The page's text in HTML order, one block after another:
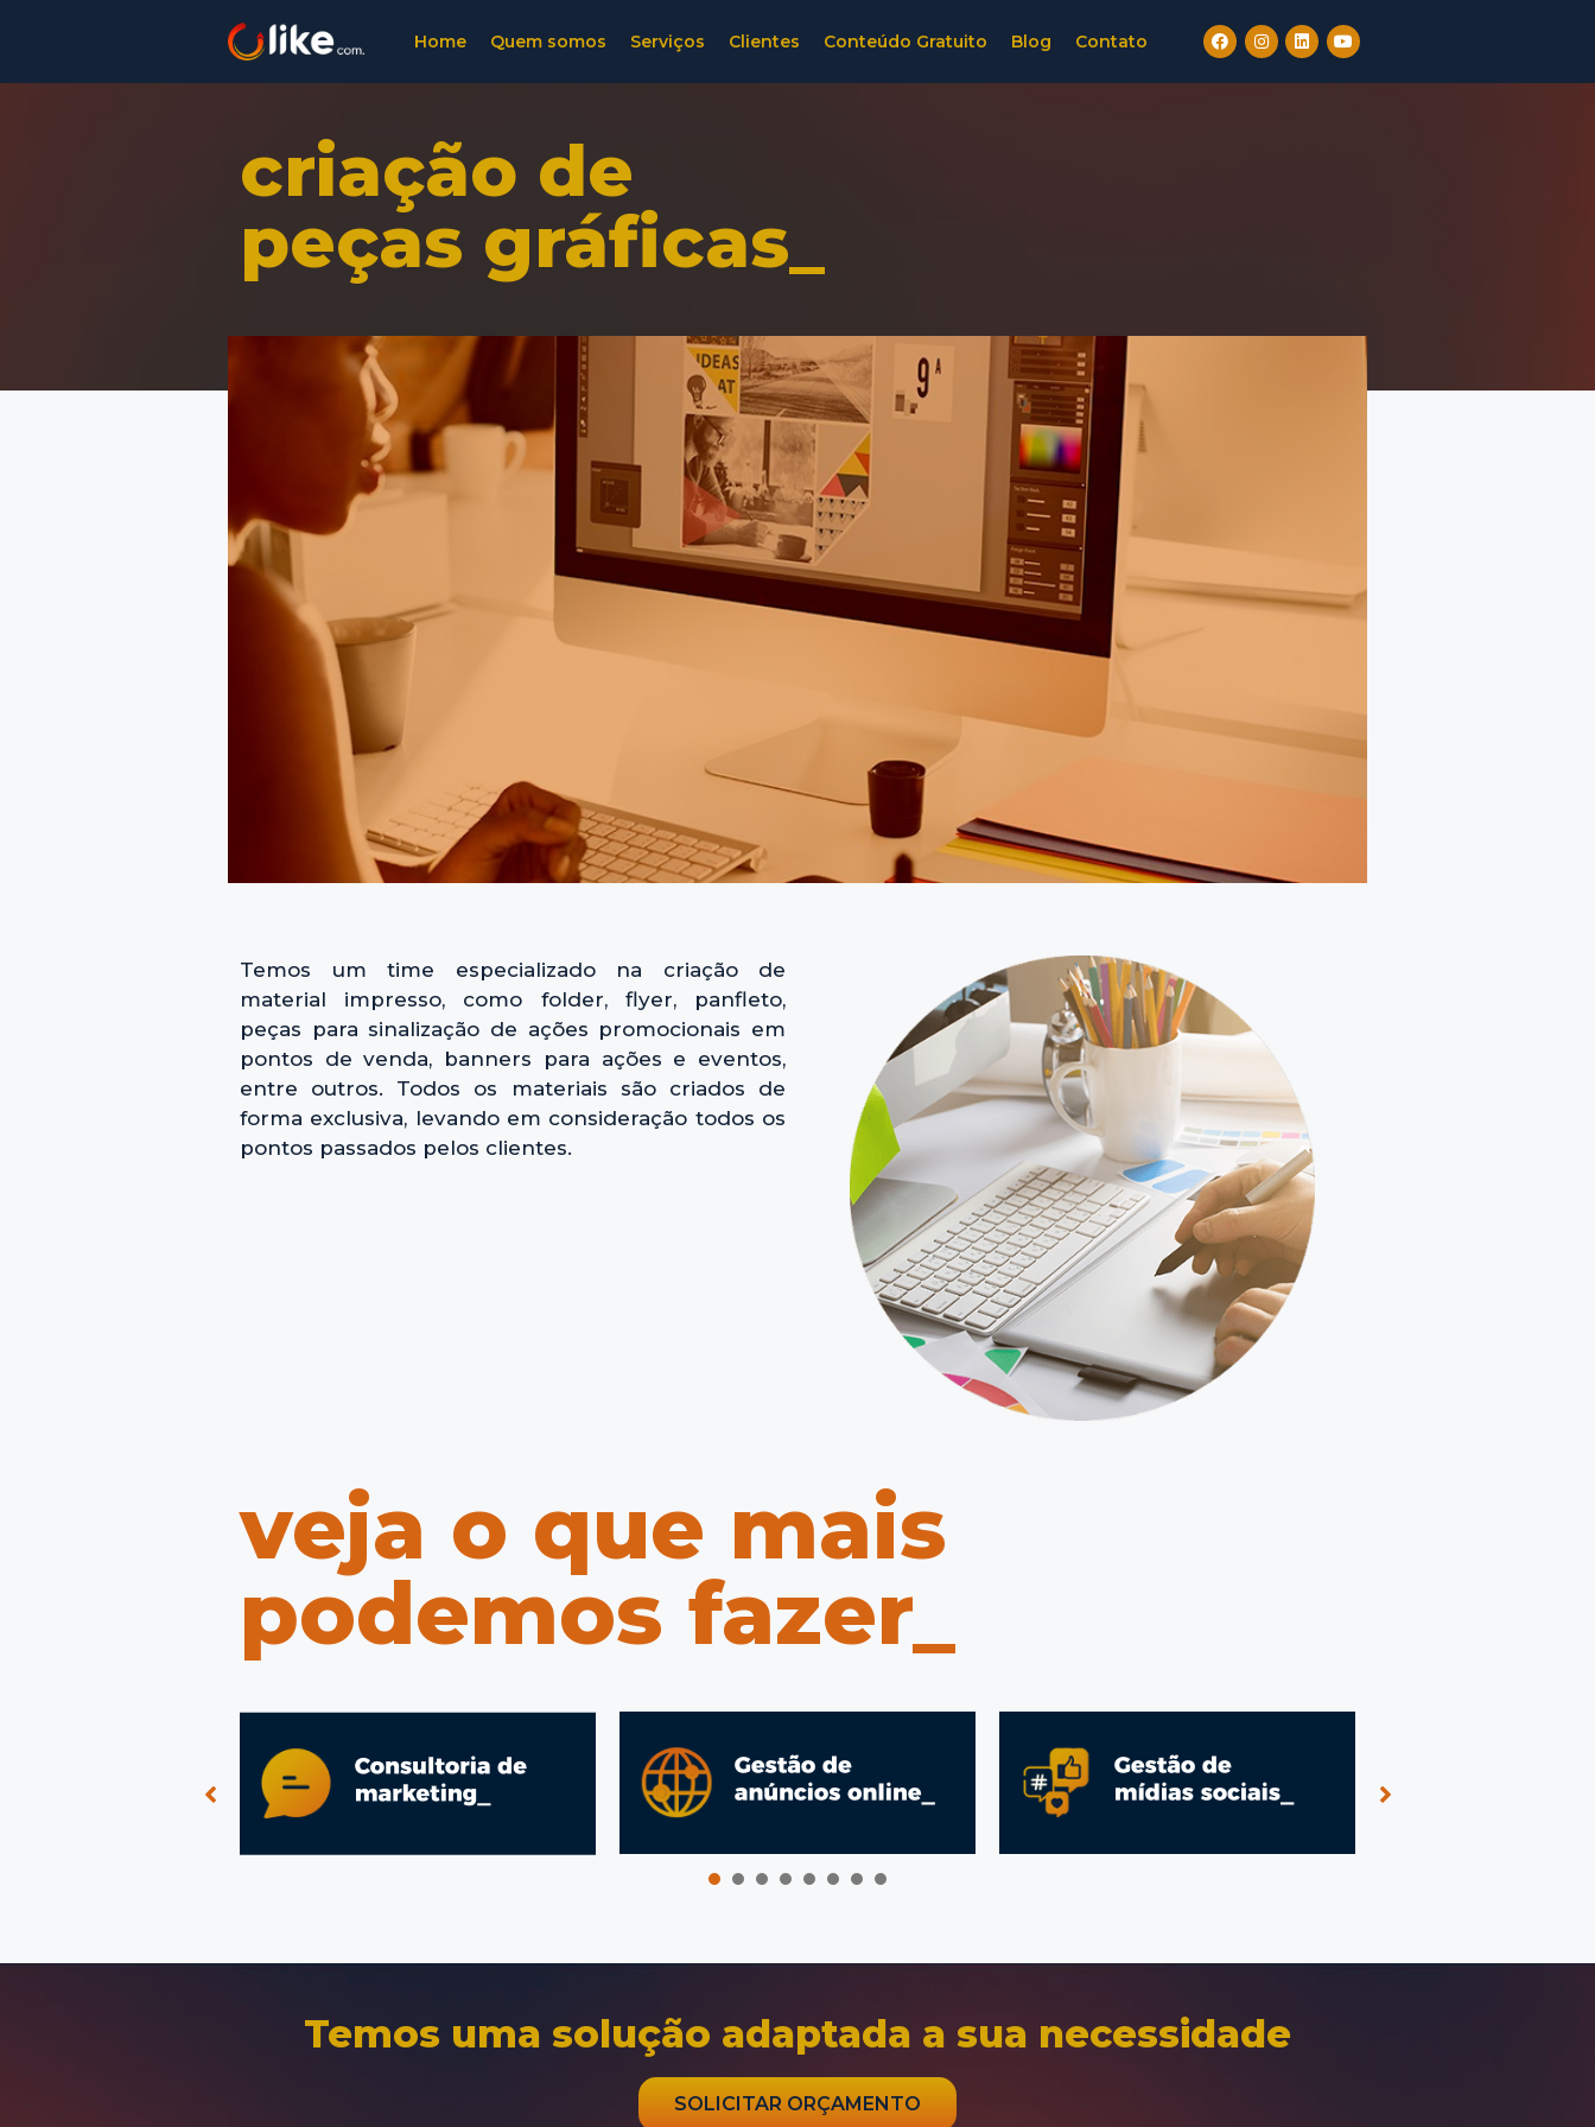
Home Quem somos Serviços Clientes Conteúdo Gratuito Blog Contato
criação de
peças gráficas_
Temos um time especializado na criação de
material impresso, como folder, flyer, panfleto,
peças para sinalização de ações promocionais em
pontos de venda, banners para ações e eventos,
entre outros. Todos os materiais são criados de
forma exclusiva, levando em consideração todos os
pontos passados pelos clientes.
veja o que mais
podemos fazer_
Temos uma solução adaptada a sua necessidade
SOLICITAR ORÇAMENTO